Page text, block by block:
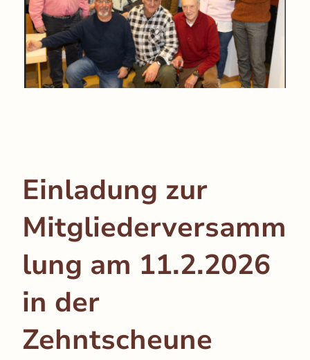
Einladung zur
Mitgliederversamm
lung am 11.2.2026
in der
Zehntscheune